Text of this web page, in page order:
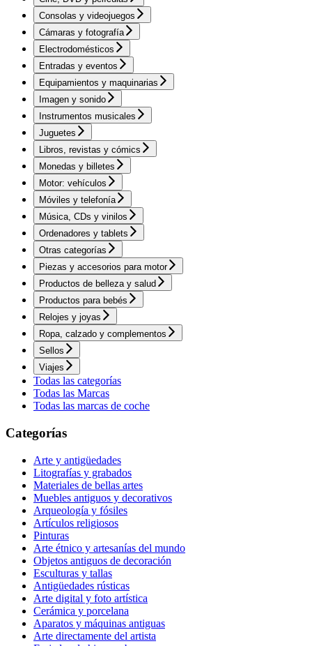
Consolas y videojuegos
Cámaras y fotografía
Electrodomésticos
Entradas y eventos
Equipamientos y maquinarias
Imagen y sonido
Instrumentos musicales
Juguetes
Libros, revistas y cómics
Monedas y billetes
Motor: vehículos
Móviles y telefonía
Música, CDs y vinilos
Ordenadores y tablets
Otras categorías
Piezas y accesorios para motor
Productos de belleza y salud
Productos para bebés
Relojes y joyas
Ropa, calzado y complementos
Sellos
Viajes
Todas las categorías
Todas las Marcas
Todas las marcas de coche
Categorías
Arte y antigüedades
Litografías y grabados
Materiales de bellas artes
Muebles antiguos y decorativos
Arqueología y fósiles
Artículos religiosos
Pinturas
Arte étnico y artesanías del mundo
Objetos antiguos de decoración
Esculturas y tallas
Antigüedades rústicas
Arte digital y foto artística
Cerámica y porcelana
Aparatos y máquinas antiguas
Arte directamente del artista